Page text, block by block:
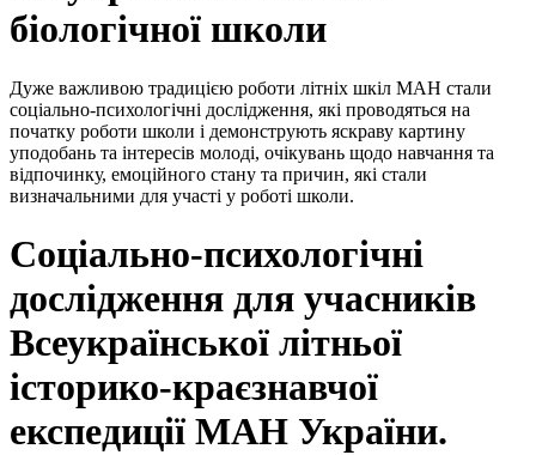
біологічної школи
Дуже важливою традицією роботи літніх шкіл МАН стали
соціально-психологічні дослідження, які проводяться на
початку роботи школи і демонструють яскраву картину
уподобань та інтересів молоді, очікувань щодо навчання та
відпочинку, емоційного стану та причин, які стали
визначальними для участі у роботі школи.
Соціально-психологічні
дослідження для учасників
Всеукраїнської літньої
історико-краєзнавчої
експедиції МАН України.